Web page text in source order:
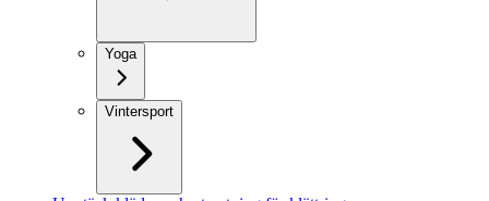
Yoga
Vintersport